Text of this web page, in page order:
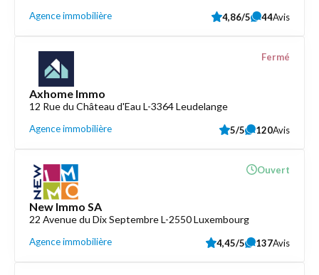
Agence immobilière 4,86/5 44Avis
Axhome Immo
12 Rue du Château d'Eau L-3364 Leudelange
Agence immobilière
Fermé
5/5 120Avis
New Immo SA
22 Avenue du Dix Septembre L-2550 Luxembourg
Agence immobilière
Ouvert
4,45/5 137Avis